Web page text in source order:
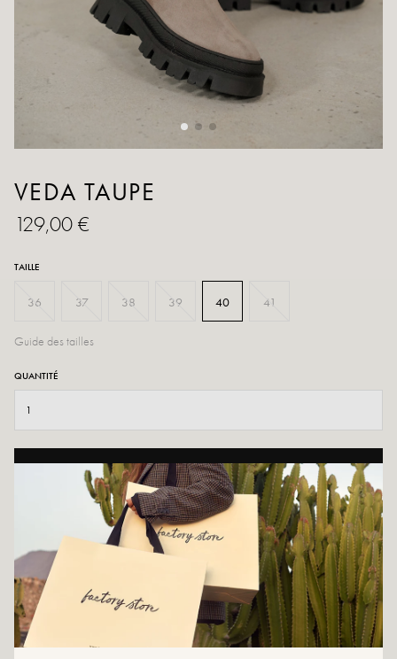
VEDA TAUPE
129,00 €
TAILLE
36 37 38 39 40 41
Guide des tailles
QUANTITÉ
AJOUTER AU PANIER
AJOUTER À LA WISHLIST
Confort, douceur et style, c'est ce que promet le Veda. L'essayer, c'est
l'adopter.
Couleur : Taupe, noir
Matière extérieure : daim et textile
Semelle intérieure: 100% cuir